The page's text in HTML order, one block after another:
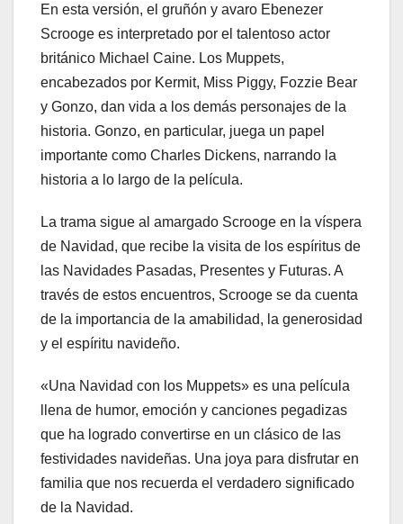
En esta versión, el gruñón y avaro Ebenezer
Scrooge es interpretado por el talentoso actor
británico Michael Caine. Los Muppets,
encabezados por Kermit, Miss Piggy, Fozzie Bear
y Gonzo, dan vida a los demás personajes de la
historia. Gonzo, en particular, juega un papel
importante como Charles Dickens, narrando la
historia a lo largo de la película.
La trama sigue al amargado Scrooge en la víspera
de Navidad, que recibe la visita de los espíritus de
las Navidades Pasadas, Presentes y Futuras. A
través de estos encuentros, Scrooge se da cuenta
de la importancia de la amabilidad, la generosidad
y el espíritu navideño.
«Una Navidad con los Muppets» es una película
llena de humor, emoción y canciones pegadizas
que ha logrado convertirse en un clásico de las
festividades navideñas. Una joya para disfrutar en
familia que nos recuerda el verdadero significado
de la Navidad.